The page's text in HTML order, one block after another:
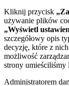
Kliknij przycisk
używanie plików
„Wyświetl
szczegółowy opis
decyzję, które z
możliwość
strony umieściliśmy
Administratorem